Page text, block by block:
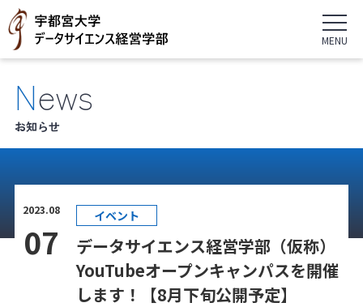
News
お知らせ
2023.08
07
イベント
データサイエンス経営学部（仮称）
YouTubeオープンキャンパスを開催
します！【8月下旬公開予定】